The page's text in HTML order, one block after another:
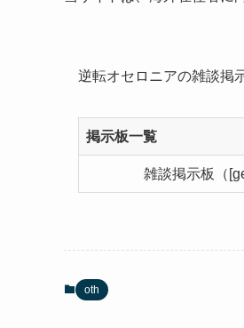
逆転オセロニアの雑談掲
掲示板一覧
雑談掲示板（
oth